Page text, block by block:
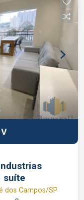
suíte
dos Campos/SP